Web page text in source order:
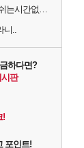
접대 패턴 많이 나와서 쉬는시간없이 빡딜한것같은데..
니..
하다면?
시판
!
포인트!